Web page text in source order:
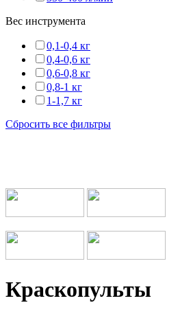
Вес инструмента
0,1-0,4 кг
0,4-0,6 кг
0,6-0,8 кг
0,8-1 кг
1-1,7 кг
Сбросить все фильтры
Краскопульты